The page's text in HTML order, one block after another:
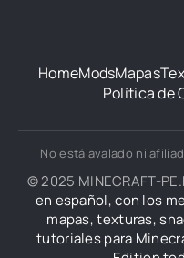
HomeModsMapas
Política de
No está avalado ni
© 2025 MINECRAFT-
en español, con los
mapas, texturas,
tutoriales para